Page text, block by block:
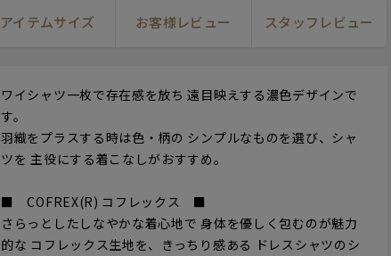
アイテムサイズ お客様レビュー スタッフレビュー
ワイシャツ一枚で存在感を放ち 遠目映えする濃色デザインで
す。
羽織をプラスする時は色・柄の シンプルなものを選び、シャ
ツを 主役にする着こなしがおすすめ。
■ COFREX(R) コフレックス ■
さらっとしたしなやかな着心地で 身体を優しく包むのが魅力
的な コフレックス生地を、きっちり感ある ドレスシャツのシ